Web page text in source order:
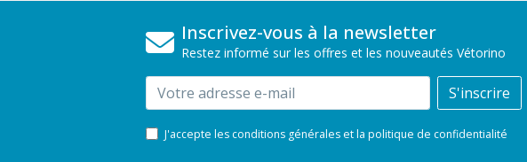
Inscrivez-vous à la newsletter
Restez informé sur les offres et les nouveautés Vétorino
Email S'inscrire
J'accepte les conditions générales et la politique de confidentialité